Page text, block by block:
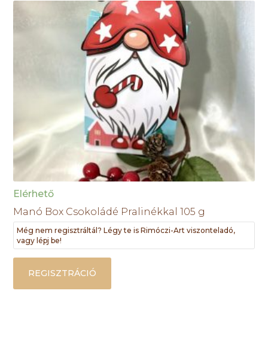
Elérhető
Manó Box Csokoládé Pralinékkal 105 g
Még nem regisztráltál? Légy te is Rimóczi-Art viszonteladó,
vagy lépj be!
REGISZTRÁCIÓ